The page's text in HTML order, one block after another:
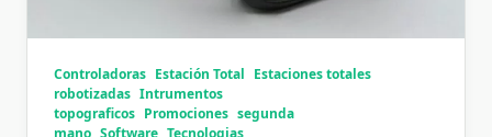
Controladoras Estación Total Estaciones totales
robotizadas Intrumentos
topograficos Promociones segunda
mano Software Tecnologias